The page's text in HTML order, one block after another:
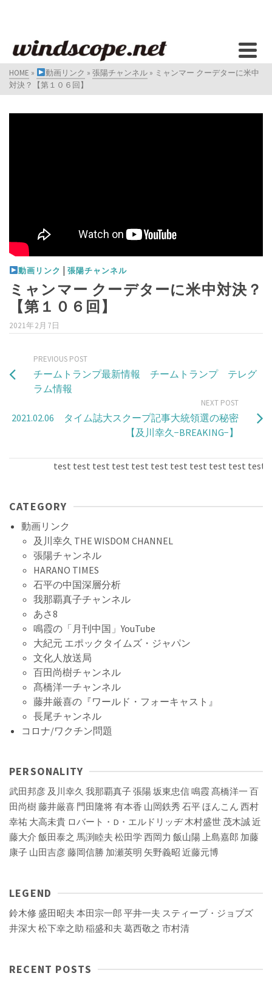
HOME » 動画リンク » 張陽チャンネル » ミャンマー クーデターに米中
対決？【第１０６回】
動画リンク | 張陽チャンネル
ミャンマー クーデターに米中対決？
【第１０６回】
2021年2月7日
PREVIOUS POST
チームトランプ最新情報 チームトランプ テレグ
ラム情報
NEXT POST
2021.02.06 タイム誌大スクープ記事大統領選の秘密
【及川幸久−BREAKING−】
test test test test test test test test test test test
CATEGORY
動画リンク
及川幸久 THE WISDOM CHANNEL
張陽チャンネル
HARANO TIMES
石平の中国深層分析
我那覇真子チャンネル
あさ8
鳴霞の「月刊中国」YouTube
大紀元 エポックタイムズ・ジャパン
文化人放送局
百田尚樹チャンネル
髙橋洋一チャンネル
藤井厳喜の『ワールド・フォーキャスト』
長尾チャンネル
コロナ/ワクチン問題
PERSONALITY
武田邦彦 及川幸久 我那覇真子張陽坂東忠信鳴霞 髙橋洋一 百
田尚樹藤井厳喜 門田隆将有本香 山岡鉄秀 石平 ほんこん 西村
幸祐 大高未貴 ロバート・D・エルドリッヂ木村盛世 茂木誠近
藤大介 飯田泰之 馬渕睦夫 松田学 西岡力 飯山陽上島嘉郎 加藤
康子 山田吉彦藤岡信勝 加瀬英明 矢野義昭 近藤元博
LEGEND
鈴木修 盛田昭夫 本田宗一郎 平井一夫 スティーブ・ジョブズ
井深大 松下幸之助 稲盛和夫 葛西敬之 市村清
RECENT POSTS